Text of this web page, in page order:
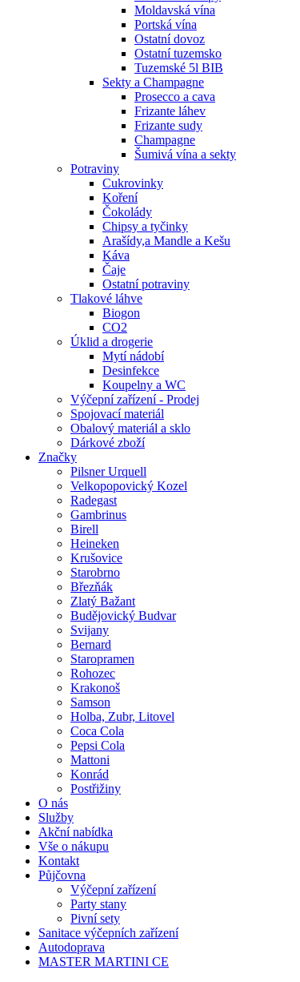
Moldavská vína
Portská vína
Ostatní dovoz
Ostatní tuzemsko
Tuzemské 5l BIB
Sekty a Champagne
Prosecco a cava
Frizante láhev
Frizante sudy
Champagne
Šumivá vína a sekty
Potraviny
Cukrovinky
Koření
Čokolády
Chipsy a tyčinky
Arašídy,a Mandle a Kešu
Káva
Čaje
Ostatní potraviny
Tlakové láhve
Biogon
CO2
Úklid a drogerie
Mytí nádobí
Desinfekce
Koupelny a WC
Výčepní zařízení - Prodej
Spojovací materiál
Obalový materiál a sklo
Dárkové zboží
Značky
Pilsner Urquell
Velkopopovický Kozel
Radegast
Gambrinus
Birell
Heineken
Krušovice
Starobrno
Březňák
Zlatý Bažant
Budějovický Budvar
Svijany
Bernard
Staropramen
Rohozec
Krakonoš
Samson
Holba, Zubr, Litovel
Coca Cola
Pepsi Cola
Mattoni
Konrád
Postřižiny
O nás
Služby
Akční nabídka
Vše o nákupu
Kontakt
Půjčovna
Výčepní zařízení
Party stany
Pivní sety
Sanitace výčepních zařízení
Autodoprava
MASTER MARTINI CE